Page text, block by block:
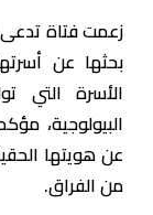
بحثها عن
الأسرة التي
البيولوجية،
عن هويتها
من الفراق.